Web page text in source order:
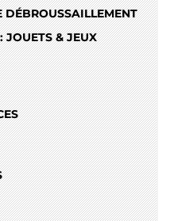
JOUETS & JEUX